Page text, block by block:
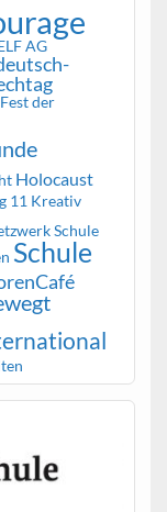
AG
Fest der
Holocaust
11 Kreativ
Schule
Schule